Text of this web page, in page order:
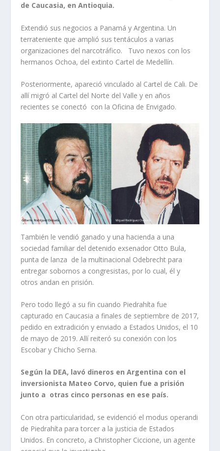
de Caucasia, en Antioquia.
Extendió sus negocios a Panamá y Argentina. Un
terrateniente que amplió sus tentáculos a varias
organizaciones del narcotráfico. Tuvo nexos con los
hermanos Ochoa, del extinto Cartel de Medellín.
Posteriormente, apareció vinculado al Cartel de Cali. De
allí migró al Cartel del Norte del Valle y en años
recientes se conectó con la Oficina de Envigado.
También le vendió ganado y una hacienda a una
sociedad familiar del detenido exsenador Otto Bula,
punta de lanza de la multinacional Odebrecht para
entregar sobornos a congresistas, por lo cual, él y
otros andan en prisión.
Pero todo llegó a su fin cuando Piedrahíta fue
capturado en Caucasia a finales de septiembre de 2017,
pedido en extradición y enviado a Estados Unidos, el 10
de mayo de 2019. Allí reiteró su conexión con los
Escobar y Chicho Serna.
Según la DEA, lavó dineros en Argentina con el
inversionista Mateo Corvo, quien fue a prisión
junto a otras cinco personas en ese país.
Con otra particularidad, se evidenció el modus operandi
de Piedrahíta para torcer a la justicia de Estados
Unidos. En concreto, a Christopher Ciccione, un agente